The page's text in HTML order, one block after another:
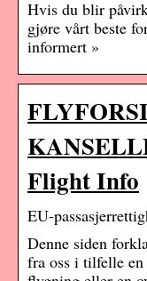
Hvis du blir
gjøre vårt beste
informert »
Flight Info
EU-
Denne siden
fra oss i tilfelle